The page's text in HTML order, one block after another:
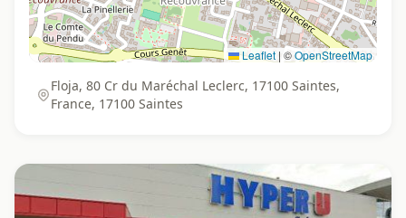
Leaflet | ©OpenStreetMap
Floja, 80 Cr du Maréchal Leclerc, 17100 Saintes,
France, 17100 Saintes